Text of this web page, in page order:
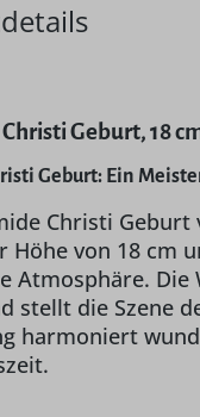
Geburt, 18
Geburt: Ein
Christi
Höhe von 18 cm
Atmosphäre.
stellt die Szene
harmoniert